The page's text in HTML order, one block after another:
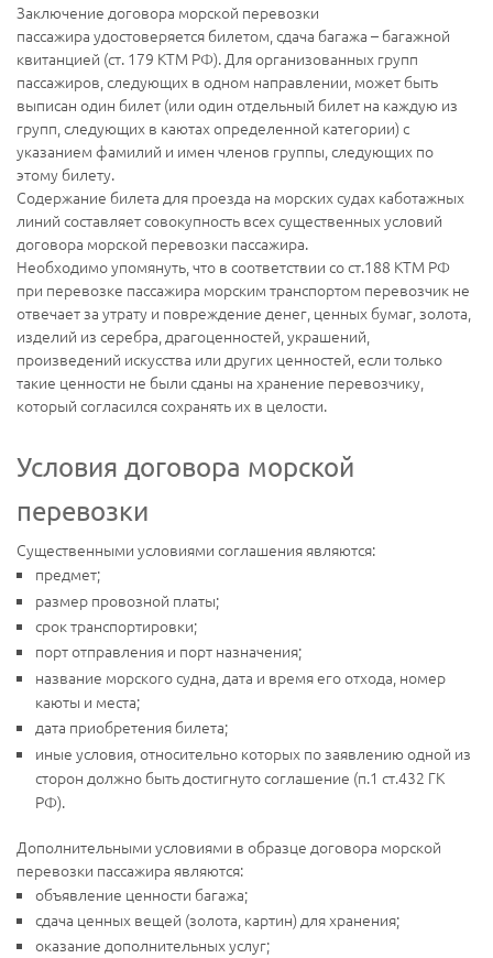
Заключение договора морской перевозки
пассажира удостоверяется билетом, сдача багажа – багажной
квитанцией (ст. 179 КТМ РФ). Для организованных групп
пассажиров, следующих в одном направлении, может быть
выписан один билет (или один отдельный билет на каждую из
групп, следующих в каютах определенной категории) с
указанием фамилий и имен членов группы, следующих по
этому билету.
Содержание билета для проезда на морских судах каботажных
линий составляет совокупность всех существенных условий
договора морской перевозки пассажира.
Необходимо упомянуть, что в соответствии со ст.188 КТМ РФ
при перевозке пассажира морским транспортом перевозчик не
отвечает за утрату и повреждение денег, ценных бумаг, золота,
изделий из серебра, драгоценностей, украшений,
произведений искусства или других ценностей, если только
такие ценности не были сданы на хранение перевозчику,
который согласился сохранять их в целости.
Условия договора морской
перевозки
Существенными условиями соглашения являются:
предмет;
размер провозной платы;
срок транспортировки;
порт отправления и порт назначения;
название морского судна, дата и время его отхода, номер
каюты и места;
дата приобретения билета;
иные условия, относительно которых по заявлению одной из
сторон должно быть достигнуто соглашение (п.1 ст.432 ГК
РФ).
Дополнительными условиями в образце договора морской
перевозки пассажира являются:
объявление ценности багажа;
сдача ценных вещей (золота, картин) для хранения;
оказание дополнительных услуг;